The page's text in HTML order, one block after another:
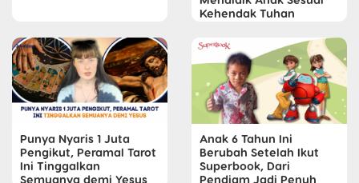
Kehendak Tuhan
Punya Nyaris 1 Juta
Pengikut, Peramal Tarot
Ini Tinggalkan
Semuanya demi Yesus
Anak 6 Tahun Ini
Berubah Setelah Ikut
Superbook, Dari
Pendiam Jadi Penuh